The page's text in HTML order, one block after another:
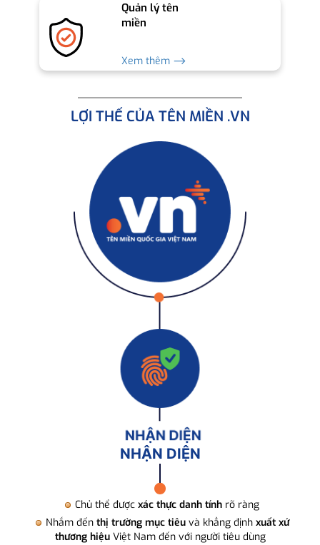
Quản lý tên
miền
Xem thêm ⟶
LỢI THẾ CỦA TÊN MIỀN .VN
NHẬN DIỆN
Chủ thể được xác thực danh tính rõ ràng
Nhắm đến thị trường mục tiêuvà khẳng định xuất xứ
thương hiệuViệt Nam đến với người tiêu dùng